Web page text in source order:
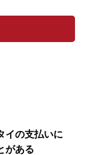
イの支払いに
がある